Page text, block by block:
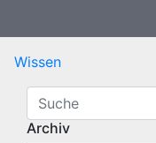
Wissen
Archiv